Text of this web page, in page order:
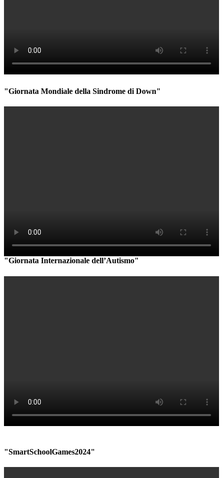
"Giornata Mondiale della Sindrome di Down"
"Giornata Internazionale dell’Autismo"
"SmartSchoolGames2024"